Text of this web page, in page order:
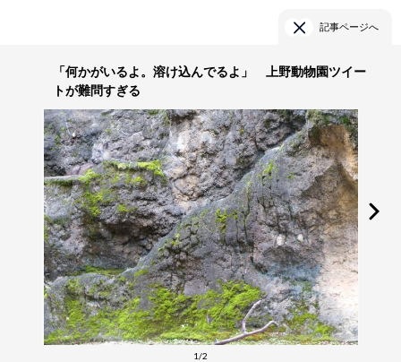
記事ページへ
「何かがいるよ。溶け込んでるよ」 上野動物園ツイー
トが難問すぎる
1/2